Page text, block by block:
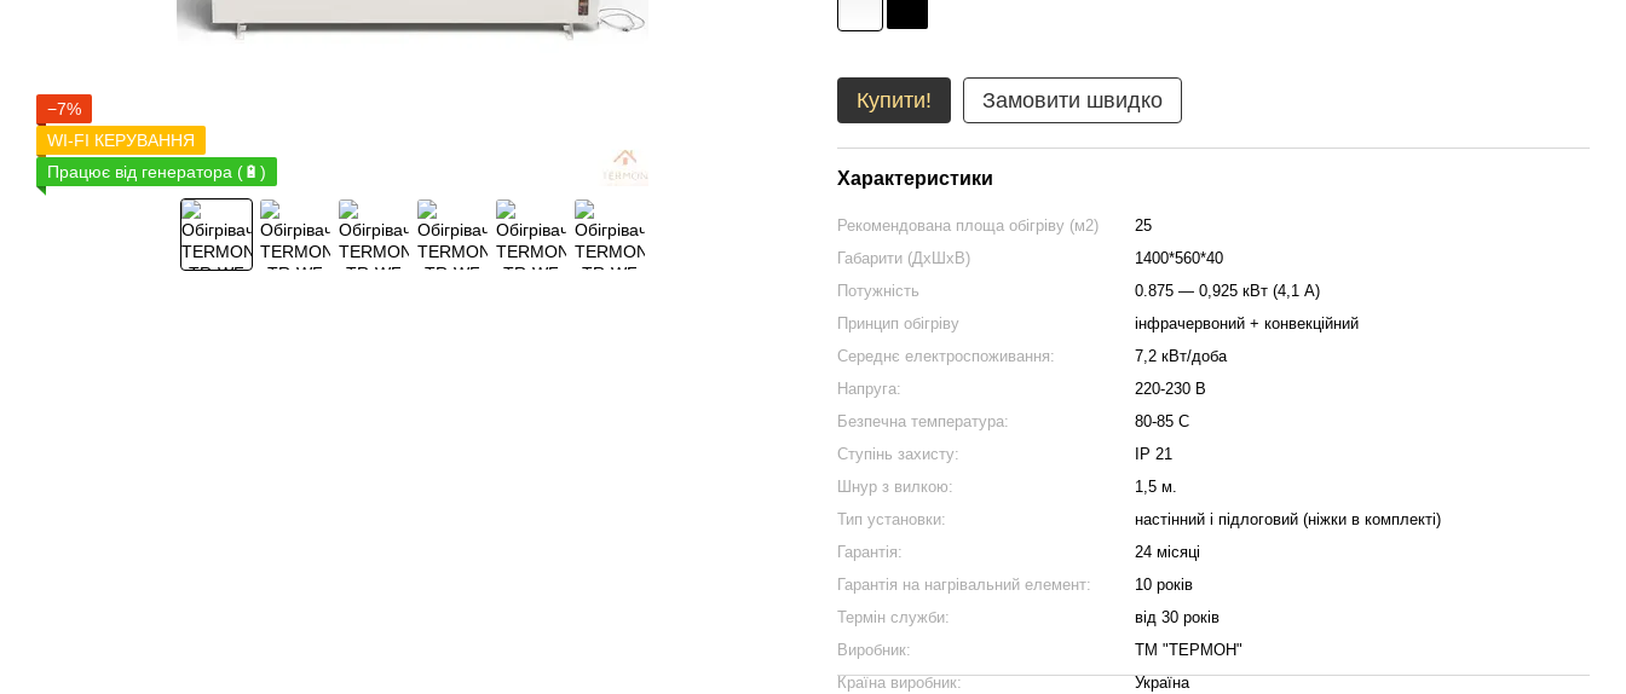
−7%
WI-FI КЕРУВАННЯ
Працює від генератора (🔋)
Купити! Замовити швидко
Характеристики
Рекомендована площа обігріву (м2)
25
Габарити (ДxШxВ)
1400*560*40
Потужність
0.875 — 0,925 кВт (4,1 А)​
Принцип обігріву
інфрачервоний + конвекційний
Середнє електроспоживання:
7,2 кВт/доба
Напруга:
220-230 В
Безпечна температура:
80-85 С
Ступінь захисту:
IP 21
Шнур з вилкою:
1,5 м.
Тип установки:
настінний і підлоговий (ніжки в комплекті)
Гарантія:
24 місяці
Гарантія на нагрівальний елемент:
10 років
Термін служби:
від 30 років
Виробник:
ТМ "ТЕРМОН"
Країна виробник:
Україна